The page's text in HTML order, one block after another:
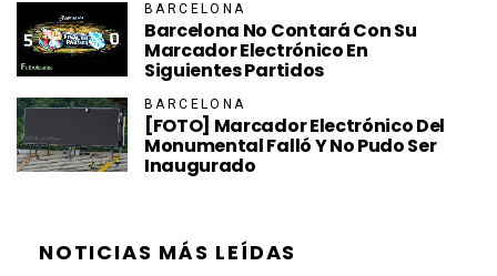
BARCELONA
Barcelona No Contará Con Su
Marcador Electrónico En
Siguientes Partidos
BARCELONA
[FOTO] Marcador Electrónico Del
Monumental Falló Y No Pudo Ser
Inaugurado
NOTICIAS MÁS LEÍDAS